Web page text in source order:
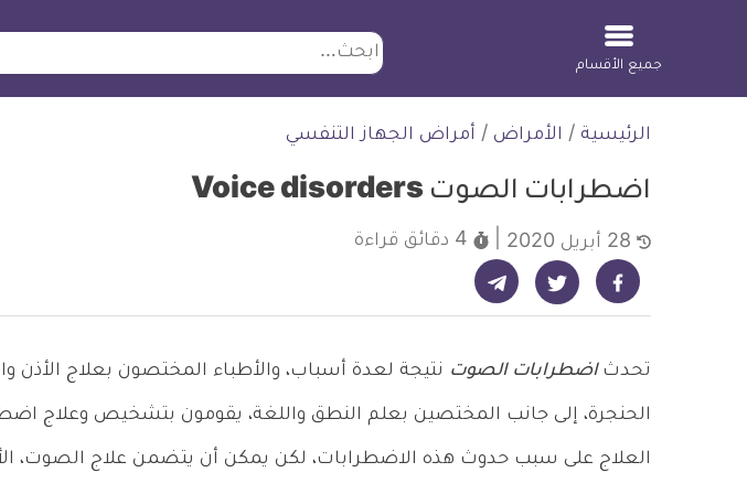
ابحث
جميع الأقسام
الرئيسية / الأمراض / أمراض الجهاز التنفسي
اضطرابات الصوت Voice disorders
4 دقائق قراءة
شارك على فيسبوك - ديلي ميديكال انفو شارك على تويتر - ديلي ميديكال انفو شارك على تيليجرام - ديلي ميديكال انفو
تحدث اضطرابات الصوت نتيجة لعدة أسباب، والأطباء المختصون بعلاج الأذن
الحنجرة، إلى جانب المختصين بعلم النطق واللغة، يقومون بتشخيص وعلاج
العلاج على سبب حدوث هذه الاضطرابات، لكن يمكن أن يتضمن علاج الصوت،